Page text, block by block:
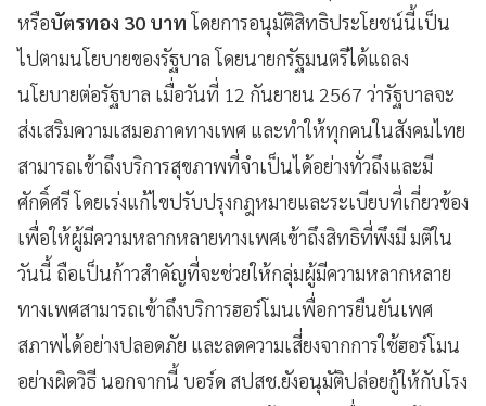
หรือบัตรทอง 30 บาทโดยการอนุมัติสิทธิประโยชน์นี้เป็น
ไปตามนโยบายของรัฐบาล โดยนายกรัฐมนตรีได้แถลง
นโยบายต่อรัฐบาล เมื่อวันที่ 12 กันยายน 2567 ว่ารัฐบาลจะ
ส่งเสริมความเสมอภาคทางเพศ และทำให้ทุกคนในสังคมไทย
สามารถเข้าถึงบริการสุขภาพที่จำเป็นได้อย่างทั่วถึงและมี
ศักดิ์ศรี โดยเร่งแก้ไขปรับปรุงกฎหมายและระเบียบที่เกี่ยวข้อง
เพื่อให้ผู้มีความหลากหลายทางเพศเข้าถึงสิทธิที่พึงมี มติใน
วันนี้ ถือเป็นก้าวสำคัญที่จะช่วยให้กลุ่มผู้มีความหลากหลาย
ทางเพศสามารถเข้าถึงบริการฮอร์โมนเพื่อการยืนยันเพศ
สภาพได้อย่างปลอดภัย และลดความเสี่ยงจากการใช้ฮอร์โมน
อย่างผิดวิธี นอกจากนี้ บอร์ด สปสช.ยังอนุมัติปล่อยกู้ให้กับโรง